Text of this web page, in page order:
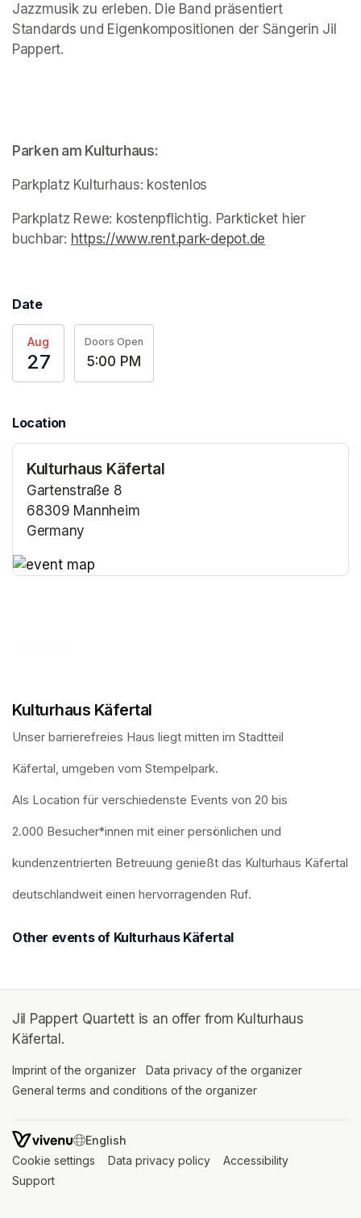
Jazzmusik zu erleben. Die Band präsentiert
Standards und Eigenkompositionen der Sängerin Jil
Pappert.
Parken am Kulturhaus:
Parkplatz Kulturhaus: kostenlos
Parkplatz Rewe: kostenpflichtig. Parkticket hier
buchbar: https://www.rent.park-depot.de
Date
Aug
27
Doors Open
5:00 PM
Location
Kulturhaus Käfertal
Gartenstraße 8
68309 Mannheim
Germany
Kulturhaus Käfertal
Unser barrierefreies Haus liegt mitten im Stadtteil
Käfertal, umgeben vom Stempelpark.
Als Location für verschiedenste Events von 20 bis
2.000 Besucher*innen mit einer persönlichen und
kundenzentrierten Betreuung genießt das Kulturhaus Käfertal
deutschlandweit einen hervorragenden Ruf.
Other events of Kulturhaus Käfertal
Jil Pappert Quartett is an offer from Kulturhaus
Käfertal.
Imprint of the organizer (opens in a new tab)
Data privacy of the organizer
General terms and conditions of the organizer
SWITCH LANGUAGE
Cookie settings (opens in a new tab)
Data privacy policy (opens in a new tab)
Accessibility
Support